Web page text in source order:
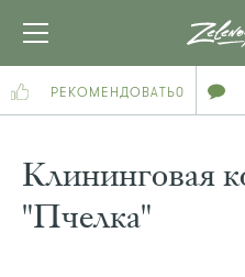
РЕКОМЕНДОВАТЬ0
Клининговая
"Пчелка"